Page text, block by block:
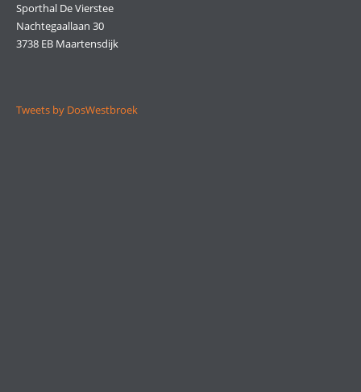
Sporthal De Vierstee
Nachtegaallaan 30
3738 EB Maartensdijk
Tweets by DosWestbroek